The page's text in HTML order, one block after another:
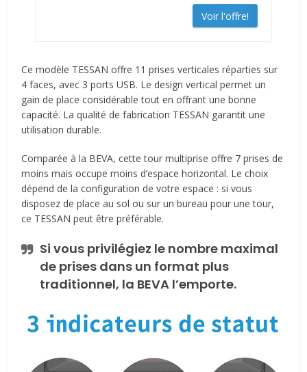
Voir l'offre!
Ce modèle TESSAN offre 11 prises verticales réparties sur
4 faces, avec 3 ports USB. Le design vertical permet un
gain de place considérable tout en offrant une bonne
capacité. La qualité de fabrication TESSAN garantit une
utilisation durable.
Comparée à la BEVA, cette tour multiprise offre 7 prises de
moins mais occupe moins d’espace horizontal. Le choix
dépend de la configuration de votre espace : si vous
disposez de place au sol ou sur un bureau pour une tour,
ce TESSAN peut être préférable.
Si vous privilégiez le nombre maximal
de prises dans un format plus
traditionnel, la BEVA l’emporte.